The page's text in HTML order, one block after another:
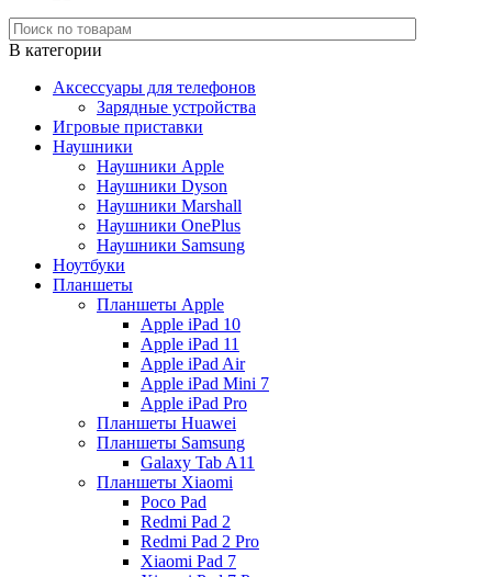
В категории
Аксессуары для телефонов
Зарядные устройства
Игровые приставки
Наушники
Наушники Apple
Наушники Dyson
Наушники Marshall
Наушники OnePlus
Наушники Samsung
Ноутбуки
Планшеты
Планшеты Apple
Apple iPad 10
Apple iPad 11
Apple iPad Air
Apple iPad Mini 7
Apple iPad Pro
Планшеты Huawei
Планшеты Samsung
Galaxy Tab A11
Планшеты Xiaomi
Poco Pad
Redmi Pad 2
Redmi Pad 2 Pro
Xiaomi Pad 7